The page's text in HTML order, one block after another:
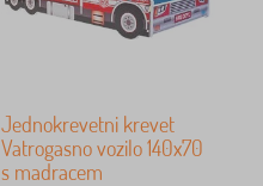
Jednokrevetni krevet
Vatrogasno vozilo 140x70
s madracem